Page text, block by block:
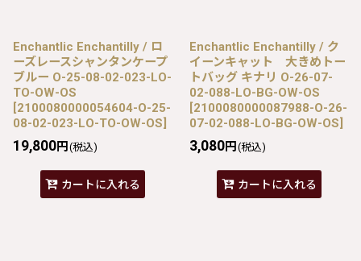
Enchantlic Enchantilly / ロ
ーズレースシャンタンケープ
ブルー O-25-08-02-023-LO-
TO-OW-OS
[2100080000054604-O-25-
08-02-023-LO-TO-OW-OS]
19,800円 (税込)
カートに入れる
Enchantlic Enchantilly / ク
イーンキャット 大きめトー
トバッグ キナリ O-26-07-
02-088-LO-BG-OW-OS
[2100080000087988-O-26-
07-02-088-LO-BG-OW-OS]
3,080円 (税込)
カートに入れる